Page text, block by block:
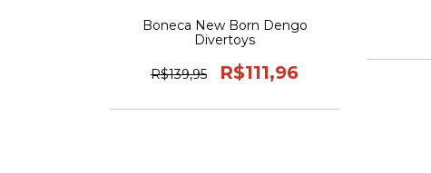
Boneca New Born Dengo
Divertoys
R$139,95 R$111,96